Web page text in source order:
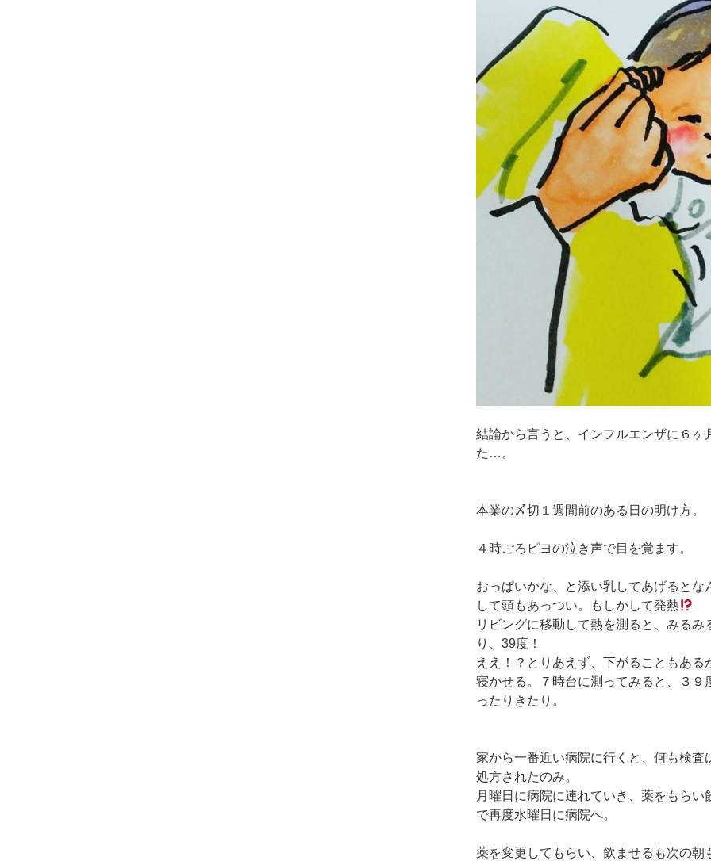
結論から言うと、インフルエンザに６ヶ
た…。
本業の〆切１週間前のある日の明け方。
４時ごろピヨの泣き声で目を覚ます。
おっぱいかな、と添い乳してあげると
して頭もあっつい。もしかして発熱
リビングに移動して熱を測ると、みる
り、39度！
ええ！？とりあえず、下がることもあ
寝かせる。７時台に測ってみると、３９
ったりきたり。
家から一番近い病院に行くと、何も検査
処方されたのみ。
月曜日に病院に連れていき、薬をもら
で再度水曜日に病院へ。
薬を変更してもらい、飲ませるも次の朝